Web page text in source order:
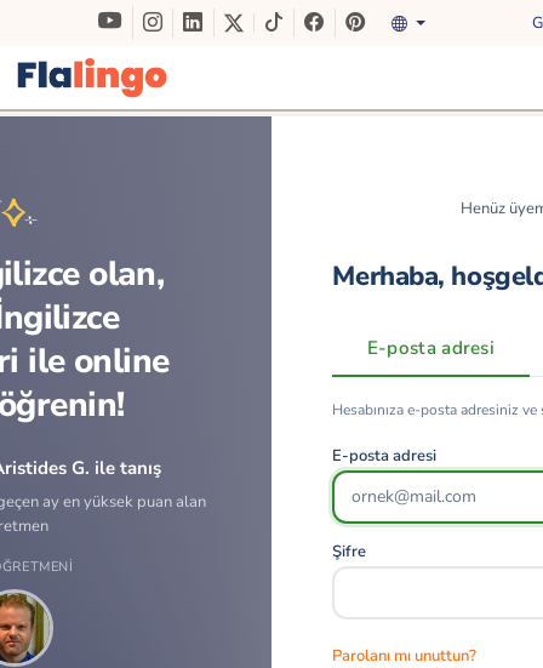
olan,
ile online
G. ile tanış
ay en yüksek puan alan
Henüz
Merhaba,
E-posta adresi
Hesabınıza e-posta adresiniz
E-posta adresi
Şifre
Parolanı mı unuttun?